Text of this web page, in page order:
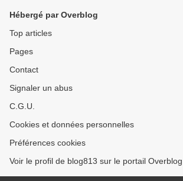
Hébergé par Overblog
Top articles
Pages
Contact
Signaler un abus
C.G.U.
Cookies et données personnelles
Préférences cookies
Voir le profil de blog813 sur le portail Overblog